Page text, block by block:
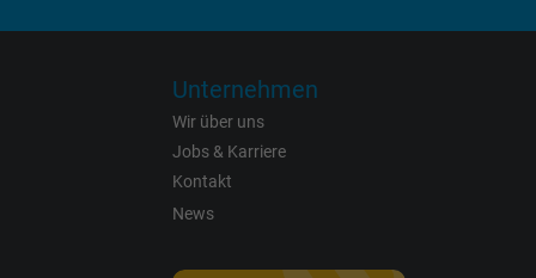
Anbieter
Unternehmen
Wir über uns
Jobs & Karriere
Kontakt
News